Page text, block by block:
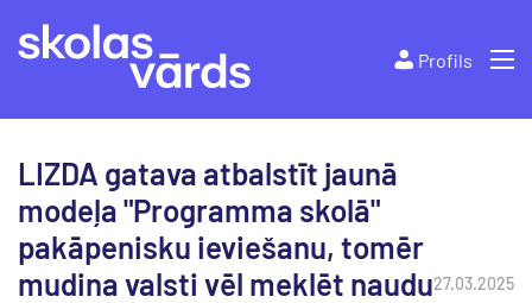
Profils
LIZDA gatava atbalstīt jaunā
modeļa "Programma skolā"
pakāpenisku ieviešanu, tomēr
mudina valsti vēl meklēt naudu27.03.2025